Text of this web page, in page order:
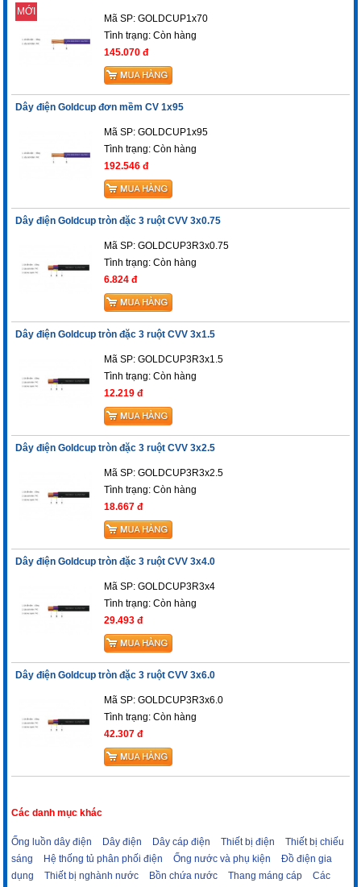
MỚI
Mã SP: GOLDCUP1x70
Tình trạng:Còn hàng
145.070 đ
Dây điện Goldcup đơn mềm CV 1x95
Mã SP: GOLDCUP1x95
Tình trạng:Còn hàng
192.546 đ
Dây điện Goldcup tròn đặc 3 ruột CVV 3x0.75
Mã SP: GOLDCUP3R3x0.75
Tình trạng:Còn hàng
6.824 đ
Dây điện Goldcup tròn đặc 3 ruột CVV 3x1.5
Mã SP: GOLDCUP3R3x1.5
Tình trạng:Còn hàng
12.219 đ
Dây điện Goldcup tròn đặc 3 ruột CVV 3x2.5
Mã SP: GOLDCUP3R3x2.5
Tình trạng:Còn hàng
18.667 đ
Dây điện Goldcup tròn đặc 3 ruột CVV 3x4.0
Mã SP: GOLDCUP3R3x4
Tình trạng:Còn hàng
29.493 đ
Dây điện Goldcup tròn đặc 3 ruột CVV 3x6.0
Mã SP: GOLDCUP3R3x6.0
Tình trạng:Còn hàng
42.307 đ
Các danh mục khác
Ống luồn dây điện Dây điện Dây cáp điện Thiết bị điện
Thiết bị chiếu
sáng
Hệ thống tủ phân phối điện Ống nước và phụ kiện
Đồ điện gia
dụng
Thiết bị nghành nước Bồn chứa nước Thang máng cáp
Các